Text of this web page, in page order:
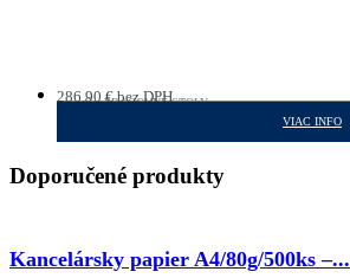
PRACOVNÉ STOLY
286,90€bez DPH
VIAC INFO
Doporučené produkty
Kancelársky papier A4/80g/500ks –...